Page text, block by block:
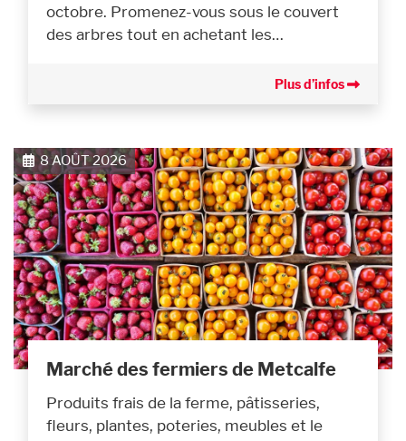
octobre. Promenez-vous sous le couvert
des arbres tout en achetant les…
Plus d’infos
8 AOÛT 2026
Marché des fermiers de Metcalfe
Produits frais de la ferme, pâtisseries,
fleurs, plantes, poteries, meubles et le